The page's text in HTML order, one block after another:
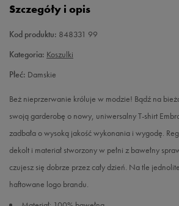
Szczegóły i opis
Kod produktu: 848331 99
Kategoria: Koszulki
Płeć: Damskie
Beż nieprzerwanie króluje w modzie! Bądź na
swoją garderobę o nowy, uniwersalny T-shirt
zadbała o wysoką jakość wykonania i wygodę.
dekolt i materiał stworzony w pełni z bawełny
czujesz się dobrze przez cały dzień. Na tle
haftowane logo brandu.